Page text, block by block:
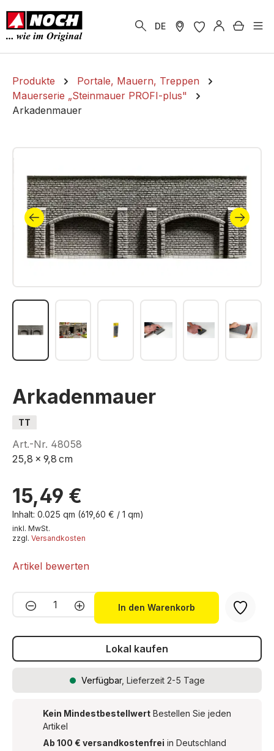
springen
DE
Produkte
Portale, Mauern, Treppen
Mauerserie „Steinmauer PROFI-plus"
Arkadenmauer
Arkadenmauer
TT
Art.-Nr. 48058
25,8 x 9,8 cm
15,49 €
Inhalt: 0.025 qm (619,60 € / 1 qm)
inkl. MwSt.
zzgl. Versandkosten
Artikel bewerten
Produkt Anzahl: Gib den
In den Warenkorb
Lokal kaufen
Verfügbar, Lieferzeit 2-5 Tage
Kein Mindestbestellwert Bestellen Sie jeden
Artikel
Ab 100 € versandkostenfrei in Deutschland